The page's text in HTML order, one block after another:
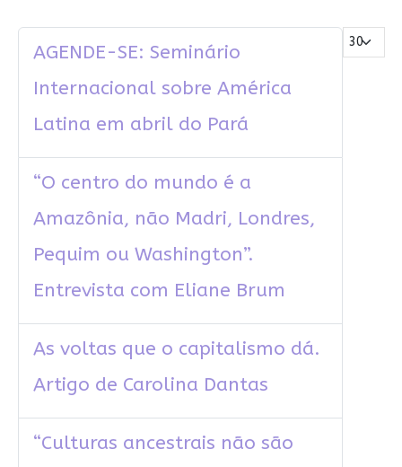
Mostrar #
AGENDE-SE: Seminário
Internacional sobre América
Latina em abril do Pará
“O centro do mundo é a
Amazônia, não Madri, Londres,
Pequim ou Washington”.
Entrevista com Eliane Brum
As voltas que o capitalismo dá.
Artigo de Carolina Dantas
“Culturas ancestrais não são